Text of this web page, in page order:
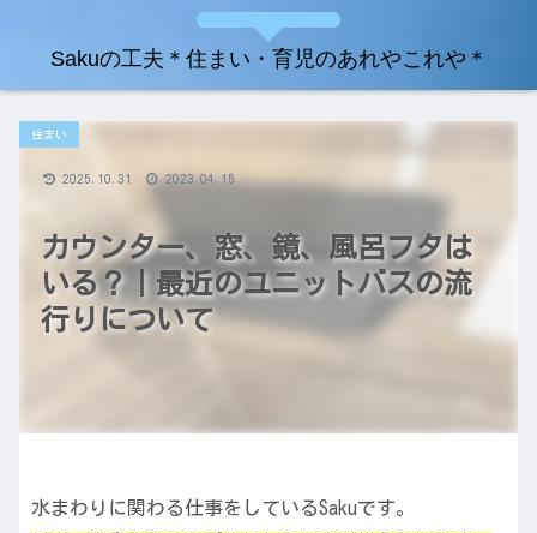
Sakuの工夫＊住まい・育児のあれやこれや＊
カウンター、窓、鏡、風呂フタは
いる？｜最近のユニットバスの流
行りについて
住まい
2025.10.31 2023.04.15
水まわりに関わる仕事をしているSakuです。